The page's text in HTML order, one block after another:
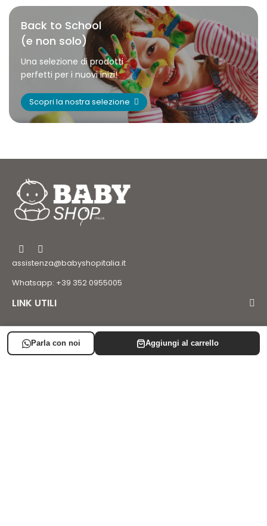
Back to School
(e non solo)
Una selezione di prodotti
perfetti per i nuovi inizi!
Scopri la nostra selezione
assistenza@babyshopitalia.it
Whatsapp: +39 352 0955005
LINK UTILI
LISTA NASCITA